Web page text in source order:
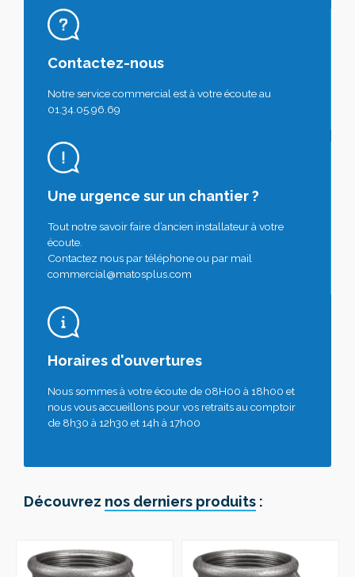
Contactez-nous
Notre service commercial est à votre écoute au
01.34.05.96.69
Une urgence sur un chantier ?
Tout notre savoir faire d’ancien installateur à votre
écoute.
Contactez nous par téléphone ou par mail
commercial@matosplus.com
Horaires d'ouvertures
Nous sommes à votre écoute de 08H00 à 18h00 et
nous vous accueillons pour vos retraits au comptoir
de 8h30 à 12h30 et 14h à 17h00
Découvrez nos derniers produits :